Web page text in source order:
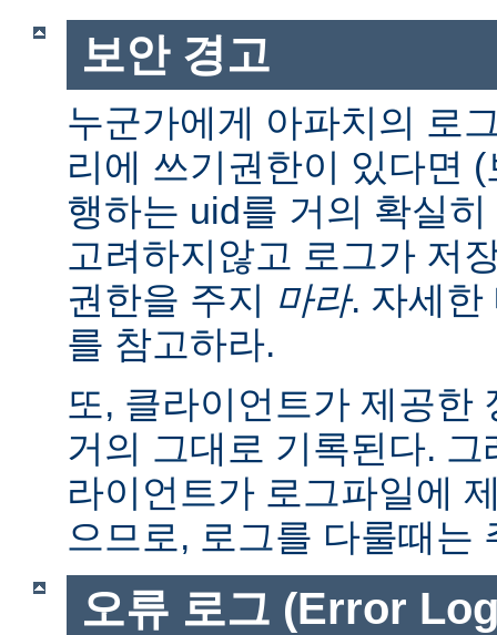
보안 경고
누군가에게 아파치의 로
리에 쓰기권한이 있다면
행하는 uid를 거의 확실
고려하지않고 로그가 저
권한을 주지 마라. 자세
를 참고하라.
또, 클라이언트가 제공한
거의 그대로 기록된다.
라이언트가 로그파일에
으므로, 로그를 다룰때는
오류 로그 (Error